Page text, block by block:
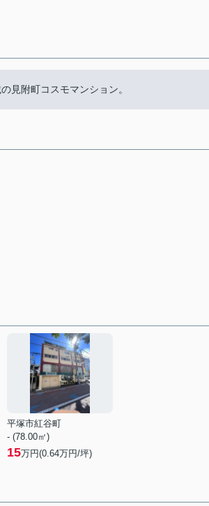
見附町コスモマンション。
平塚市紅谷町
- (78.00㎡)
15万円(0.64万円/坪)